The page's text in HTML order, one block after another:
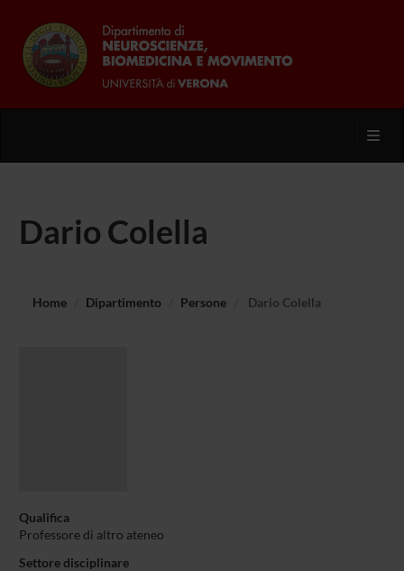
Dario Colella
Home Dipartimento Persone Dario Colella
Qualifica
Professore di altro ateneo
Settore disciplinare